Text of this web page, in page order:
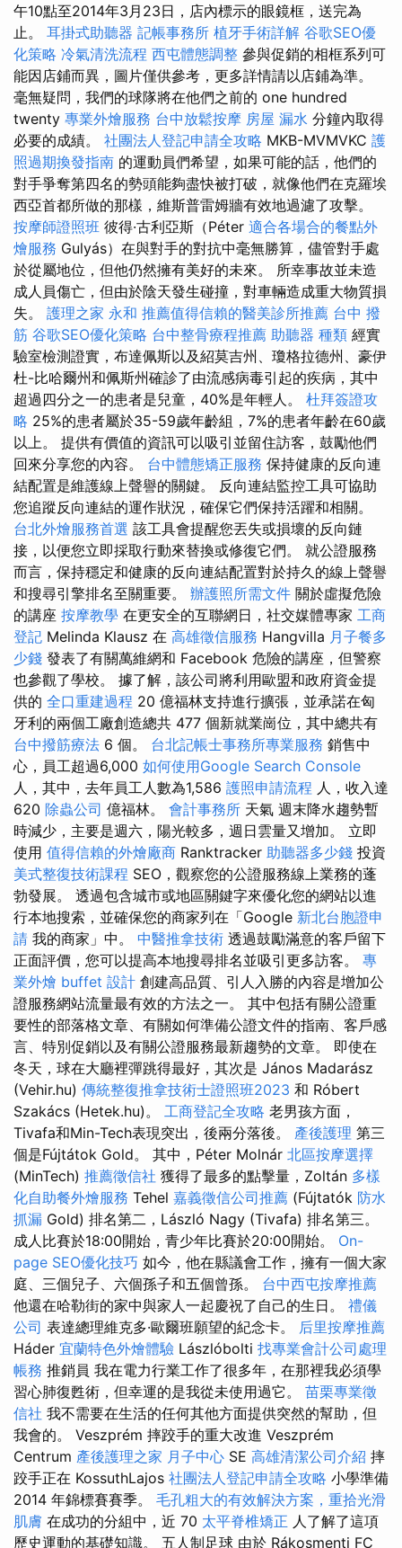
午10點至2014年3月23日，店內標示的眼鏡框，送完為
止。 耳掛式助聽器 記帳事務所 植牙手術詳解 谷歌SEO優
化策略 冷氣清洗流程 西屯體態調整 參與促銷的相框系列可
能因店鋪而異，圖片僅供參考，更多詳情請以店鋪為準。
毫無疑問，我們的球隊將在他們之前的 one hundred
twenty 專業外燴服務 台中放鬆按摩 房屋 漏水 分鐘內取得
必要的成績。 社團法人登記申請全攻略 MKB-MVMVKC 護
照過期換發指南 的運動員們希望，如果可能的話，他們的
對手爭奪第四名的勢頭能夠盡快被打破，就像他們在克羅埃
西亞首都所做的那樣，維斯普雷姆牆有效地過濾了攻擊。
按摩師證照班 彼得·古利亞斯（Péter 適合各場合的餐點外
燴服務 Gulyás）在與對手的對抗中毫無勝算，儘管對手處
於從屬地位，但他仍然擁有美好的未來。 所幸事故並未造
成人員傷亡，但由於陰天發生碰撞，對車輛造成重大物質損
失。 護理之家 永和 推薦值得信賴的醫美診所推薦 台中 撥
筋 谷歌SEO優化策略 台中整骨療程推薦 助聽器 種類 經實
驗室檢測證實，布達佩斯以及紹莫吉州、瓊格拉德州、豪伊
杜-比哈爾州和佩斯州確診了由流感病毒引起的疾病，其中
超過四分之一的患者是兒童，40%是年輕人。 杜拜簽證攻
略 25%的患者屬於35​​-59歲年齡組，7%的患者年齡在60歲
以上。 提供有價值的資訊可以吸引並留住訪客，鼓勵他們
回來分享您的內容。 台中體態矯正服務 保持健康的反向連
結配置是維護線上聲譽的關鍵。 反向連結監控工具可協助
您追蹤反向連結的運作狀況，確保它們保持活躍和相關。
台北外燴服務首選 該工具會提醒您丟失或損壞的反向鏈
接，以便您立即採取行動來替換或修復它們。 就公證服務
而言，保持穩定和健康的反向連結配置對於持久的線上聲譽
和搜尋引擎排名至關重要。 辦護照所需文件 關於虛擬危險
的講座 按摩教學 在更安全的互聯網日，社交媒體專家 工商
登記 Melinda Klausz 在 高雄徵信服務 Hangvilla 月子餐多
少錢 發表了有關萬維網和 Facebook 危險的講座，但警察
也參觀了學校。 據了解，該公司將利用歐盟和政府資金提
供的 全口重建過程 20 億福林支持進行擴張，並承諾在匈
牙利的兩個工廠創造總共 477 個新就業崗位，其中總共有
台中撥筋療法 6 個。 台北記帳士事務所專業服務 銷售中
心，員工超過6,000 如何使用Google Search Console
人，其中，去年員工人數為1,586 護照申請流程 人，收入達
620 除蟲公司 億福林。 會計事務所 天氣 週末降水趨勢暫
時減少，主要是週六，陽光較多，週日雲量又增加。 立即
使用 值得信賴的外燴廠商 Ranktracker 助聽器多少錢 投資
美式整復技術課程 SEO，觀察您的公證服務線上業務的蓬
勃發展。 透過包含城市或地區關鍵字來優化您的網站以進
行本地搜索，並確保您的商家列在「Google 新北台胞證申
請 我的商家」中。 中醫推拿技術 透過鼓勵滿意的客戶留下
正面評價，您可以提高本地搜尋排名並吸引更多訪客。 專
業外燴 buffet 設計 創建高品質、引人入勝的內容是增加公
證服務網站流量最有效的方法之一。 其中包括有關公證重
要性的部落格文章、有關如何準備公證文件的指南、客戶感
言、特別促銷以及有關公證服務最新趨勢的文章。 即使在
冬天，球在大廳裡彈跳得最好，其次是 János Madarász
(Vehir.hu) 傳統整復推拿技術士證照班2023 和 Róbert
Szakács (Hetek.hu)。 工商登記全攻略 老男孩方面，
Tivafa和Min-Tech表現突出，後兩分落後。 產後護理 第三
個是Fújtátok Gold。 其中，Péter Molnár 北區按摩選擇
(MinTech) 推薦徵信社 獲得了最多的點擊量，Zoltán 多樣
化自助餐外燴服務 Tehel 嘉義徵信公司推薦 (Fújtatók 防水
抓漏 Gold) 排名第二，László Nagy (Tivafa) 排名第三。
成人比賽於18:00開始，青少年比賽於20:00開始。 On-
page SEO優化技巧 如今，他在縣議會工作，擁有一個大家
庭、三個兒子、六個孫子和五個曾孫。 台中西屯按摩推薦
他還在哈勒街的家中與家人一起慶祝了自己的生日。 禮儀
公司 表達總理維克多·歐爾班願望的紀念卡。 后里按摩推薦
Háder 宜蘭特色外燴體驗 Lászlóbolti 找專業會計公司處理
帳務 推銷員 我在電力行業工作了很多年，在那裡我必須學
習心肺復甦術，但幸運的是我從未使用過它。 苗栗專業徵
信社 我不需要在生活的任何其他方面提供突然的幫助，但
我會的。 Veszprém 摔跤手的重大改進 Veszprém
Centrum 產後護理之家 月子中心 SE 高雄清潔公司介紹 摔
跤手正在 KossuthLajos 社團法人登記申請全攻略 小學準備
2014 年錦標賽賽季。 毛孔粗大的有效解決方案，重拾光滑
肌膚 在成功的分組中，近 70 太平脊椎矯正 人了解了這項
歷史運動的基礎知識。 五人制足球 由於 Rákosmenti FC